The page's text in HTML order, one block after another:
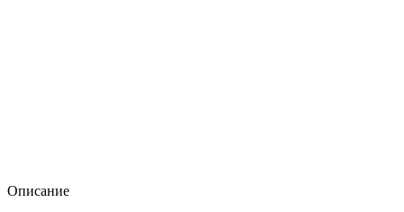
Описание